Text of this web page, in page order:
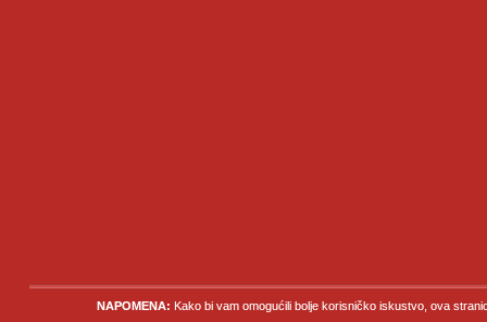
NAPOMENA: Kako bi vam omogućili bolje korisničko iskustvo, ova